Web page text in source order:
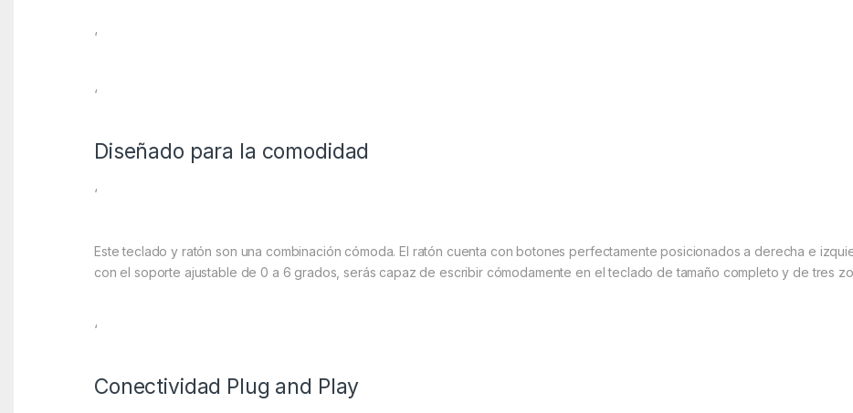
‘
‘
Diseñado para la comodidad
‘
Este teclado y ratón son una combinación cómoda. El ratón cuenta con botones perfectamente posicionados a derecha e
con el soporte ajustable de 0 a 6 grados, serás capaz de escribir cómodamente en el teclado de tamaño completo y de tres
‘
Conectividad Plug and Play